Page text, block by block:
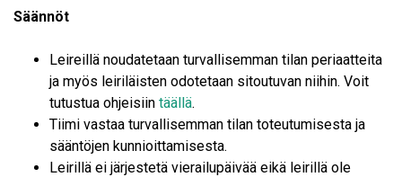
Säännöt
Leireillä noudatetaan turvallisemman tilan periaatteita
ja myös leiriläisten odotetaan sitoutuvan niihin. Voit
tutustua ohjeisiin täällä.
Tiimi vastaa turvallisemman tilan toteutumisesta ja
sääntöjen kunnioittamisesta.
Leirillä ei järjestetä vierailupäivää eikä leirillä ole